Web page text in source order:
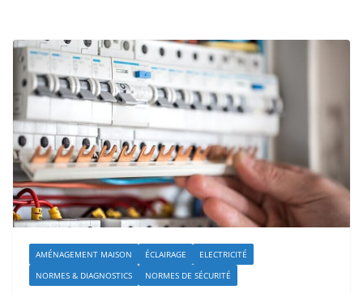
AMÉNAGEMENT MAISON ÉCLAIRAGE
ELECTRICITÉ
NORMES & DIAGNOSTICS
NORMES DE SÉCURITÉ